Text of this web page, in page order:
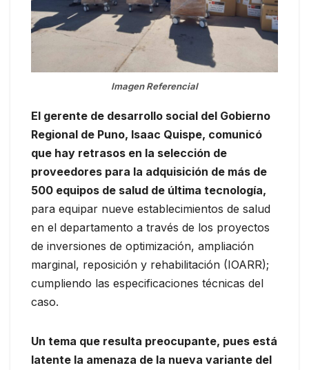
Imagen Referencial
El gerente de desarrollo social del Gobierno
Regional de Puno, Isaac Quispe, comunicó
que hay retrasos en la selección de
proveedores para la adquisición de más de
500 equipos de salud de última tecnología,
para equipar nueve establecimientos de salud
en el departamento a través de los proyectos
de inversiones de optimización, ampliación
marginal, reposición y rehabilitación (IOARR);
cumpliendo las especificaciones técnicas del
caso.
Un tema que resulta preocupante, pues está
latente la amenaza de la nueva variante del